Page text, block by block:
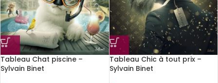
Tableau Chat piscine –
Sylvain Binet
Tableau Chic à tout prix –
Sylvain Binet